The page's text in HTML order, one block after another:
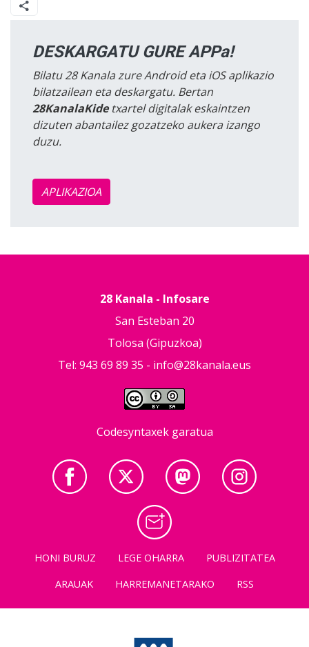
DESKARGATU GURE APPa!
Bilatu 28 Kanala zure Android eta iOS aplikazio
bilatzailean eta deskargatu. Bertan
28KanalaKidetxartel digitalak eskaintzen
dizuten abantailez gozatzeko aukera izango
duzu.
APLIKAZIOA
28 Kanala - Infosare
San Esteban 20
Tolosa (Gipuzkoa)
Tel: 943 69 89 35 - info@28kanala.eus
Codesyntaxek garatua
HONI BURUZ LEGE OHARRA
PUBLIZITATEA
ARAUAK
HARREMANETARAKO RSS